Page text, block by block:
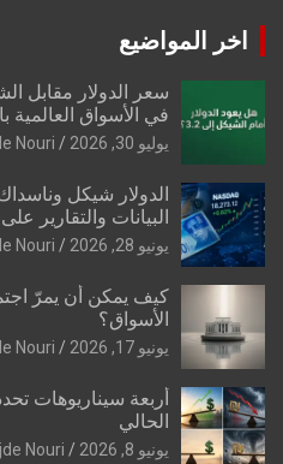
اخر المواضيع
سعر الدولار مقابل
في الأسواق العالمية
يوليو 30, 2026 Nouri
الدولار شيكل
البيانات والتقارير
يونيو 28, 2026 Nouri
كيف يمكن أن يمرّ
الأسواق؟
يونيو 17, 2026 Nouri
أربعة سيناريوهات
الحالي
يونيو 8, 2026 Nouri